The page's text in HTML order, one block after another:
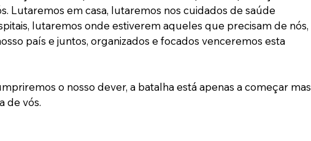
Lutaremos em casa, lutaremos nos cuidados de saúde
lutaremos onde estiverem aqueles que precisam de nós,
país e juntos, organizados e focados venceremos esta
o nosso dever, a batalha está apenas a começar mas
de vós.